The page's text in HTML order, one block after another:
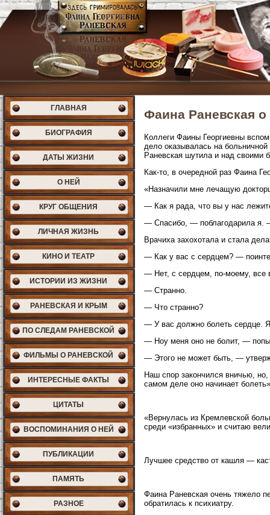
ГЛАВНАЯ
БИОГРАФИЯ
ДАТЫ ЖИЗНИ
О НЕЙ
КРУГ ОБЩЕНИЯ
ЛИЧНАЯ ЖИЗНЬ
КИНО И ТЕАТР
ИСТОРИИ ИЗ ЖИЗНИ
РАНЕВСКАЯ И КРЫМ
ПО СЛЕДАМ РАНЕВСКОЙ
ФИЛЬМЫ О РАНЕВСКОЙ
ИНТЕРЕСНЫЕ ФАКТЫ
ЦИТАТЫ
ВОСПОМИНАНИЯ О НЕЙ
ПУБЛИКАЦИИ
ПАМЯТЬ
РАЗНОЕ
Фаина Раневская
Коллеги Фаины Георгиевны
дело оказывалась на
Раневская шутила и над своими
Как-то, в очередной раз Фаина
«Назначили мне лечащую
— Как я рада, что вы у нас
— Спасибо, — поблагодарила я.
Врачиха захохотала и стала
— Как у вас с сердцем? —
— Нет, с сердцем, по-моему, все
— Странно.
— Что странно?
— У вас должно болеть сердце.
— Ноу меня оно не болит, —
— Этого не может быть, —
Наш спор закончился вничью,
самом деле оно начинает
«Вернулась из Кремлевской
среди «избранных» и считаю
Лучшее средство от кашля —
Фаина Раневская очень тяжело
обратилась к психиатру.